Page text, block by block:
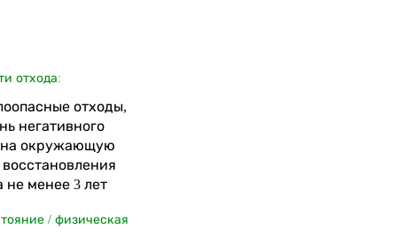
отхода:
отходы,
негативного
на окружающую
не менее 3 лет
/ физическая